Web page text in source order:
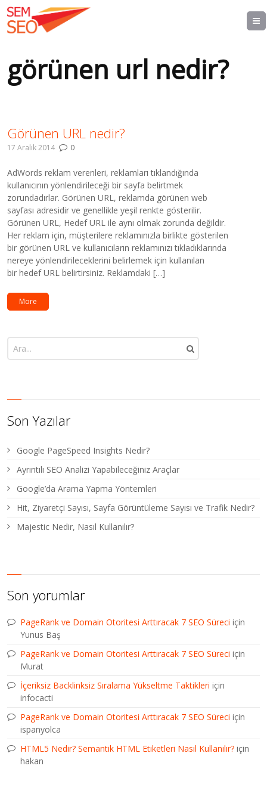
görünen url nedir?
Görünen URL nedir?
17 Aralık 2014 0
AdWords reklam verenleri, reklamları tıklandığında
kullanıcının yönlendirileceği bir sayfa belirtmek
zorundadırlar. Görünen URL, reklamda görünen web
sayfası adresidir ve genellikle yeşil renkte gösterilir.
Görünen URL, Hedef URL ile aynı olmak zorunda değildir.
Her reklam için, müşterilere reklamınızla birlikte gösterilen
bir görünen URL ve kullanıcıların reklamınızı tıkladıklarında
nereye yönlendirileceklerini belirlemek için kullanılan
bir hedef URL belirtirsiniz. Reklamdaki […]
More
Son Yazılar
Google PageSpeed Insights Nedir?
Ayrıntılı SEO Analizi Yapabileceğiniz Araçlar
Google’da Arama Yapma Yöntemleri
Hit, Ziyaretçi Sayısı, Sayfa Görüntüleme Sayısı ve Trafik Nedir?
Majestic Nedir, Nasıl Kullanılır?
Son yorumlar
PageRank ve Domain Otoritesi Arttıracak 7 SEO Süreci için
Yunus Baş
PageRank ve Domain Otoritesi Arttıracak 7 SEO Süreci için
Murat
İçeriksiz Backlinksiz Sıralama Yükseltme Taktikleri için
infocacti
PageRank ve Domain Otoritesi Arttıracak 7 SEO Süreci için
ispanyolca
HTML5 Nedir? Semantik HTML Etiketleri Nasıl Kullanılır? için
hakan